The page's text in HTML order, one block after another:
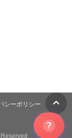
シーポリシー
?